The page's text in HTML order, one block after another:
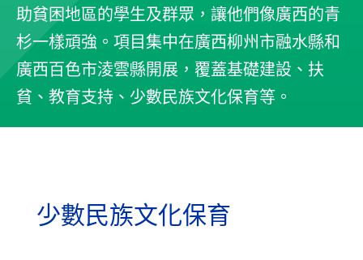
助貧困地區的學生及群眾，讓他們像廣西的青
杉一樣頑強。項目集中在廣西柳州市融水縣和
廣西百色市淩雲縣開展，覆蓋基礎建設、扶
貧、教育支持、少數民族文化保育等。
少數民族文化保育